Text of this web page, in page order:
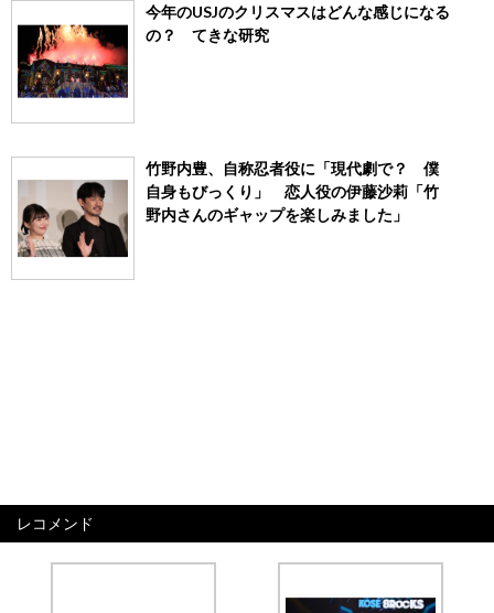
今年のUSJのクリスマスはどんな感じになる
の？ てきな研究
竹野内豊、自称忍者役に「現代劇で？ 僕
自身もびっくり」 恋人役の伊藤沙莉「竹
野内さんのギャップを楽しみました」
レコメンド